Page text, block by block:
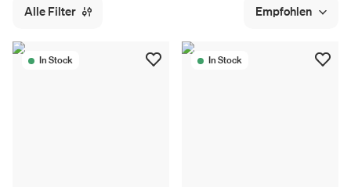
Alle Filter Empfohlen
In Stock In Stock